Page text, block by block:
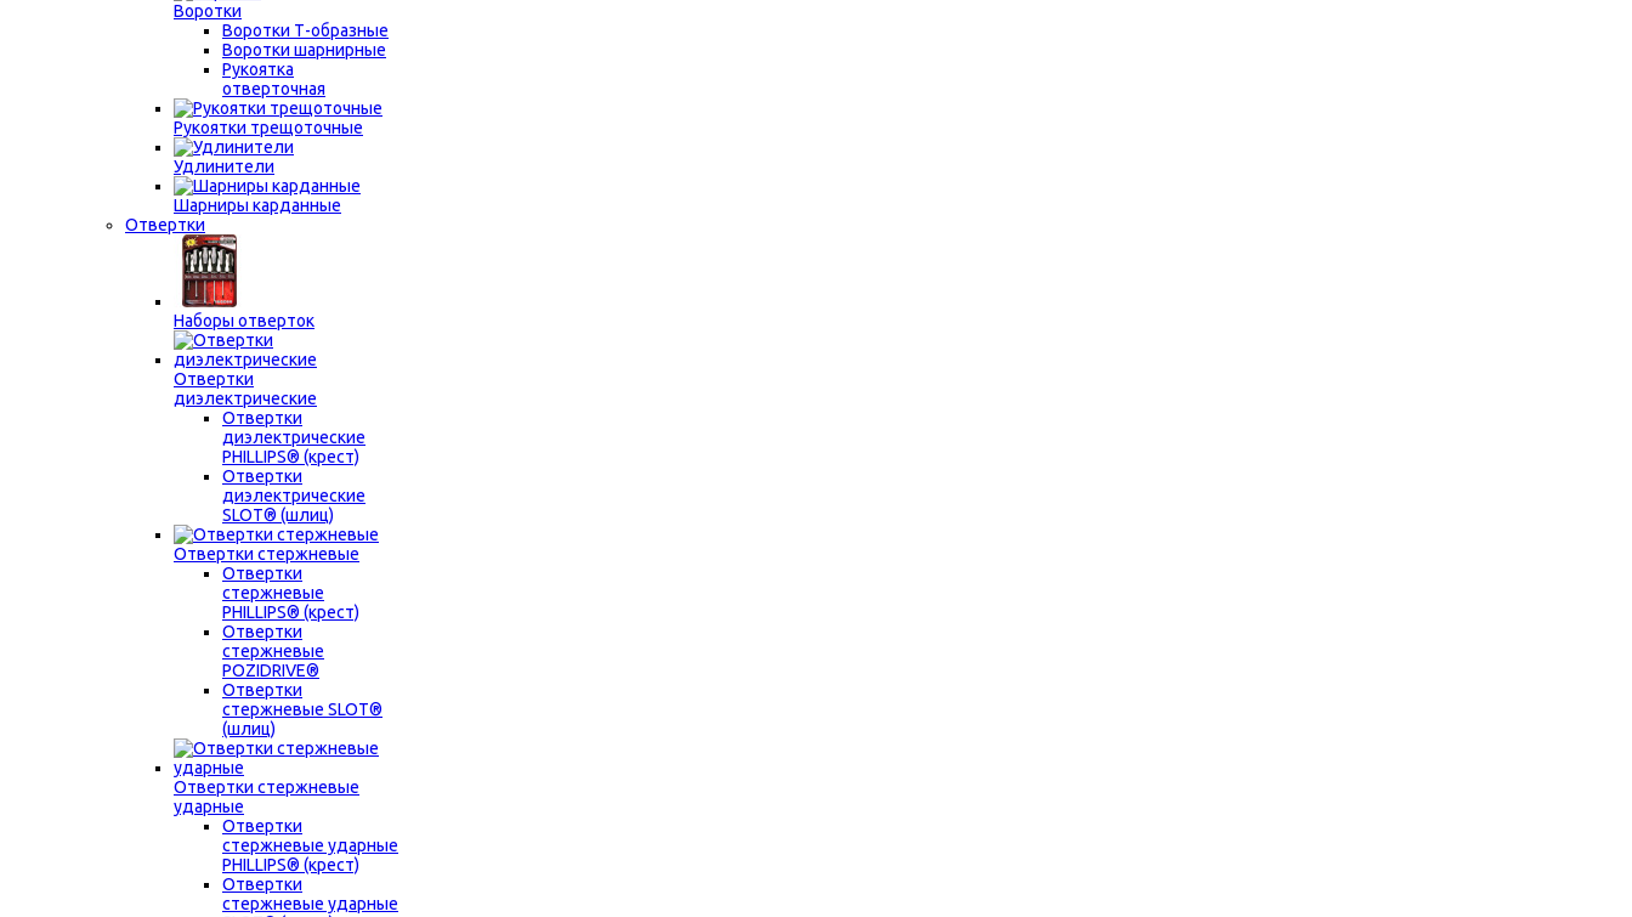
Воротки
Воротки Т-образные
Воротки шарнирные
Рукоятка
отверточная
Рукоятки трещоточные
Удлинители
Шарниры карданные
Отвертки
Наборы отверток
Отвертки
диэлектрические
Отвертки
диэлектрические
PHILLIPS® (крест)
Отвертки
диэлектрические
SLOT® (шлиц)
Отвертки стержневые
Отвертки
стержневые
PHILLIPS® (крест)
Отвертки
стержневые
POZIDRIVE®
Отвертки
стержневые SLOT®
(шлиц)
Отвертки стержневые
ударные
Отвертки
стержневые ударные
PHILLIPS® (крест)
Отвертки
стержневые ударные